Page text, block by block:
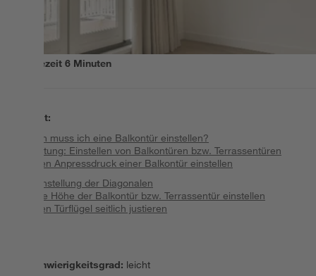
Lesezeit6 Minuten
Inhalt:
Wann muss ich eine Balkontür einstellen?
Anleitung: Einstellen von Balkontüren bzw. Terrassentüren
1. Den Anpressdruck einer Balkontür einstellen
2. Einstellung der Diagonalen
3. Die Höhe der Balkontür bzw. Terrassentür einstellen
4. Den Türflügel seitlich justieren
Schwierigkeitsgrad: leicht